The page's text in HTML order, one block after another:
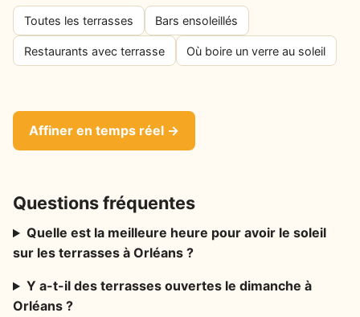
Toutes les terrasses Bars ensoleillés
Restaurants avec terrasse Où boire un verre au soleil
Affiner en temps réel →
Questions fréquentes
Quelle est la meilleure heure pour avoir le soleil
sur les terrasses à Orléans ?
Y a-t-il des terrasses ouvertes le dimanche à
Orléans ?